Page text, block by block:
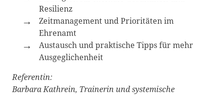
Resilienz
Zeitmanagement und Prioritäten im
Ehrenamt
Austausch und praktische Tipps für mehr
Ausgeglichenheit
Referentin:
Barbara Kathrein, Trainerin und systemische